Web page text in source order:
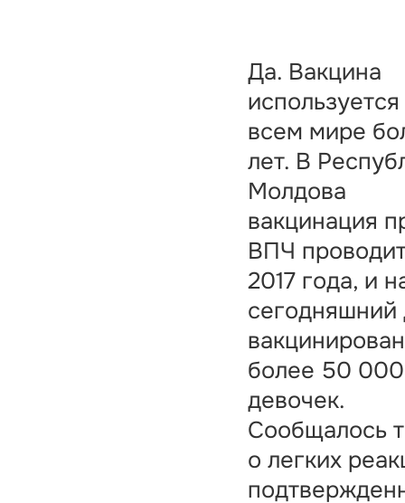
Да. Вакцина
всем мире
лет. В
Молдова
вакцинация
ВПЧ
2017 года, и
сегодняшний
более 50 000
девочек.
Сообщалось
о легких